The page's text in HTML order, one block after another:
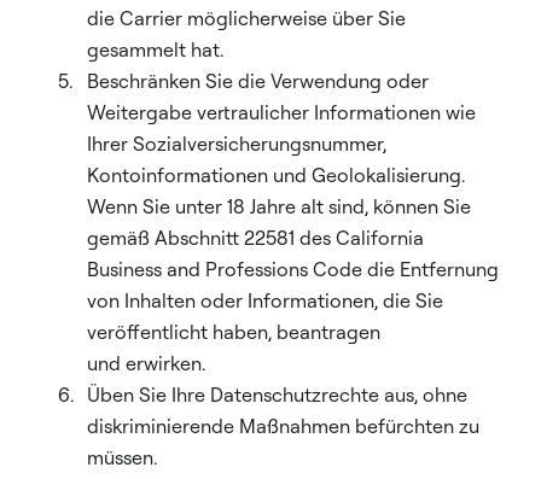
die Carrier möglicherweise über Sie
gesammelt hat.
Beschränken Sie die Verwendung oder
Weitergabe vertraulicher Informationen wie
Ihrer Sozialversicherungsnummer,
Kontoinformationen und Geolokalisierung.
Wenn Sie unter 18 Jahre alt sind, können Sie
gemäß Abschnitt 22581 des California
Business and Professions Code die Entfernung
von Inhalten oder Informationen, die Sie
veröffentlicht haben, beantragen
und erwirken.
Üben Sie Ihre Datenschutzrechte aus, ohne
diskriminierende Maßnahmen befürchten zu
müssen.